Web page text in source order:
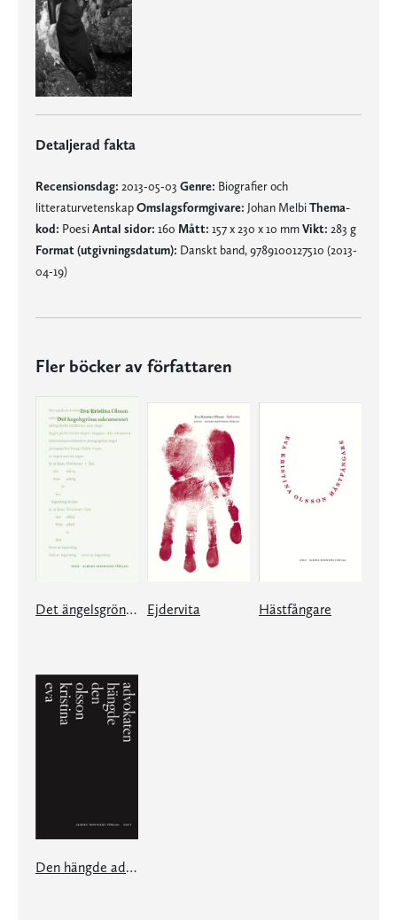
Detaljerad fakta
Recensionsdag: 2013-05-03 Genre: Biografier och
litteraturvetenskapOmslagsformgivare: Johan MelbiThema-
kod: PoesiAntal sidor: 160 Mått: 157 x 230 x 10 mmVikt: 283 g
Format (utgivningsdatum): Danskt band, 9789100127510 (2013-
04-19)
Fler böcker av författaren
Det ängelsgröna sakramentet Ejdervita Hästfångare
Den hängde advokaten